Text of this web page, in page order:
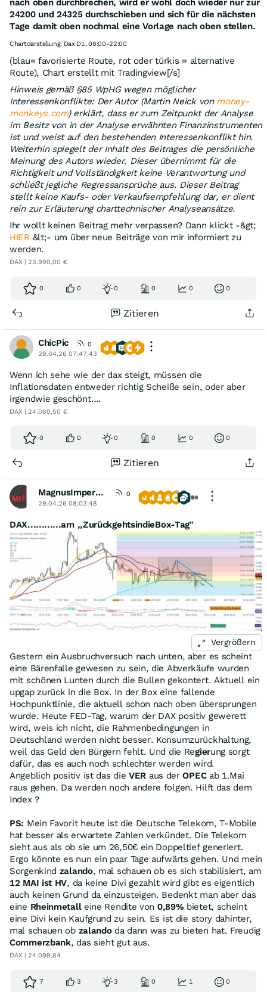
nach oben durchbrechen, wird er wohl doch wieder nur zur
24200 und 24325 durchschieben und sich für die nächsten
Tage damit oben nochmal eine Vorlage nach oben stellen.
Chartdarstellung: Dax D1, 08:00-22:00
(blau= favorisierte Route, rot oder türkis = alternative
Route), Chart erstellt mit Tradingview[/s]
Hinweis gemäß §85 WpHG wegen möglicher
Interessenkonflikte: Der Autor (Martin Neick von money-
monkeys.com) erklärt, dass er zum Zeitpunkt der Analyse
im Besitz von in der Analyse erwähnten Finanzinstrumenten
ist und weist auf den bestehenden Interessenkonflikt hin.
Weiterhin spiegelt der Inhalt des Beitrages die persönliche
Meinung des Autors wieder. Dieser übernimmt für die
Richtigkeit und Vollständigkeit keine Verantwortung und
schließt jegliche Regressansprüche aus. Dieser Beitrag
stellt keine Kaufs- oder Verkaufsempfehlung dar, er dient
rein zur Erläuterung charttechnischer Analyseansätze.
Ihr wollt keinen Beitrag mehr verpassen? Dann klickt -&gt;
HIER &lt;- um über neue Beiträge von mir informiert zu
werden.
DAX | 23.990,00 €
0 0 0 0 0 0
Zitieren
ChicPic
0
29.04.26 07:47:43
Wenn ich sehe wie der dax steigt, müssen die
Inflationsdaten entweder richtig Scheiße sein, oder aber
irgendwie geschönt….
DAX | 24.080,50 €
0 0 0 0 0 0
Zitieren
MagnusImperata
0
29.04.26 08:03:48
DAX............am ,,ZurückgehtsindieBox-Tag"
Vergrößern
Gestern ein Ausbruchversuch nach unten, aber es scheint
eine Bärenfalle gewesen zu sein, die Abverkäufe wurden
mit schönen Lunten durch die Bullen gekontert. Aktuell ein
upgap zurück in die Box. In der Box eine fallende
Hochpunktlinie, die aktuell schon nach oben übersprungen
wurde. Heute FED-Tag, warum der DAX positiv gewerett
wird, weis ich nicht, die Rahmenbedingungen in
Deutschland werden nicht besser. Konsumzurückhaltung,
weil das Geld den Bürgern fehlt. Und die Regierung sorgt
dafür, das es auch noch schlechter werden wird.
Angeblich positiv ist das die VER aus derOPECab 1.Mai
raus gehen. Da werden noch andere folgen. Hilft das dem
Index ?
PS: Mein Favorit heute ist die Deutsche Telekom, T-Mobile
hat besser als erwartete Zahlen verkündet. Die Telekom
sieht aus als ob sie um 26,50€ ein Doppeltief generiert.
Ergo könnte es nun ein paar Tage aufwärts gehen. Und mein
Sorgenkind zalando, mal schauen ob es sich stabilisiert, am
12 MAI ist HV, da keine Divi gezahlt wird gibt es eigentlich
auch keinen Grund da einzusteigen. Bedenkt man aber das
eine Rheinmetalleine Rendite von 0,89% bietet, scheint
eine Divi kein Kaufgrund zu sein. Es ist die story dahinter,
mal schauen ob zalandoda dann was zu bieten hat. Freudig
Commerzbank, das sieht gut aus.
DAX | 24.099,84
7 3 3 0 1 0